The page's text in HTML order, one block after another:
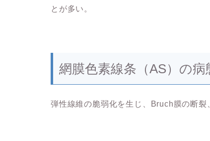
とが多い。
網膜色素線条（AS）の病
弾性線維の脆弱化を生じ、Bruch膜の断裂